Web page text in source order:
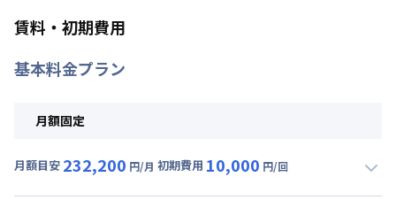
賃料・初期費用
基本料金プラン
月額固定
月額目安 232,200 円/月 初期費用 10,000 円/回